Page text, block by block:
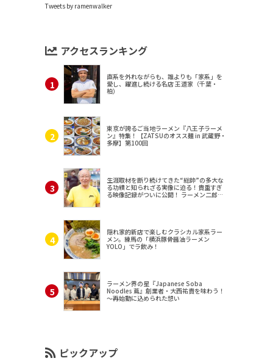
Tweets by ramenwalker
アクセスランキング
直系を外れながらも、誰よりも「家系」を
愛し、躍進し続ける名店 王道家（千葉・
柏）
東京が誇るご当地ラーメン『八王子ラーメ
ン』特集！【ZATSUのオスス麺 in 武蔵野・
多摩】第100回
生涯取材を断り続けてきた“総帥”の多大な
る功績と知られざる実像に迫る！貴重すぎ
る映像記録がついに公開！ ラーメン二郎
隠れ家的新店で楽しむクラシカル家系ラー
メン。練馬の「横浜豚骨醤油ラーメン
YOLO」でラ飲み！
ラーメン界の星『Japanese Soba
Noodles 蔦』創業者・大西祐貴を味わう！
～再始動に込められた想い
ピックアップ